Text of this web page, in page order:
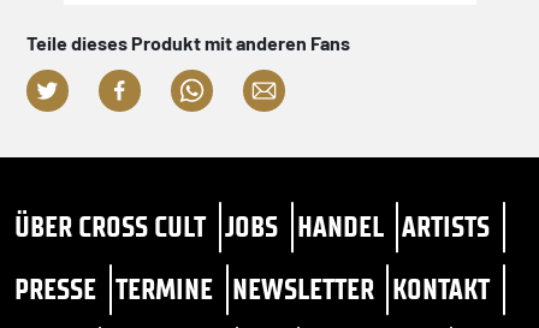
Teile dieses Produkt mit anderen Fans
ÜBER CROSS CULT JOBS HANDEL ARTISTS
PRESSE TERMINE NEWSLETTER KONTAKT